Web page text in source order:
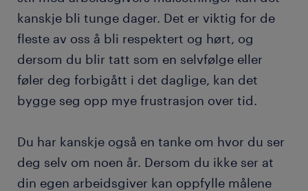
kanskje bli tunge dager. Det er viktig for de
fleste av oss å bli respektert og hørt, og
dersom du blir tatt som en selvfølge eller
føler deg forbigått i det daglige, kan det
bygge seg opp mye frustrasjon over tid.
Du har kanskje også en tanke om hvor du ser
deg selv om noen år. Dersom du ikke ser at
din egen arbeidsgiver kan oppfylle målene